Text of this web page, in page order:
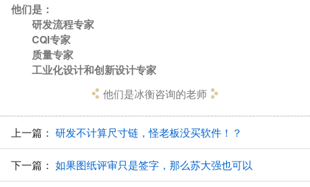
他们是：
研发流程专家
CQI专家
质量专家
工业化设计和创新设计专家
他们是冰衡咨询的老师
上一篇： 研发不计算尺寸链，怪老板没买软件！？
下一篇： 如果图纸评审只是签字，那么苏大强也可以